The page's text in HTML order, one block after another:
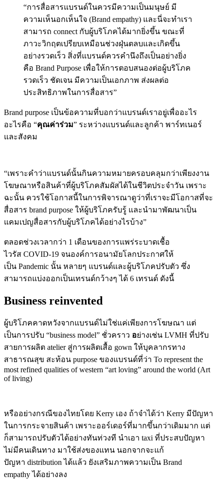
“การสื่อสารแบรนด์ในควรมีความเป็นมนุษย์ มี
ความเห็นอกเห็นใจ (Brand empathy) และนี่จะทำเรา
สามารถ connect กับผู้บริโภคได้มากยิ่งขึ้น ขณะที่
ภาวะวิกฤตเปรียบเหมือนช่วงฝุ่นตลบและเกิดขึ้น
อย่างรวดเร็ว สิ่งที่แบรนด์ควรคำนึงถึงเป็นอย่างยิ่ง
คือ Brand Purpose เพื่อให้การตอบสนองต่อผู้บริโภค
รวดเร็ว ชัดเจน มีความเป็นเอกภาพ ส่งผลต่อ
ประสิทธิภาพในการสื่อสาร”
Brand purpose เป็นข้อความที่บอกว่าแบรนด์เราอยู่เพื่ออะไร
อะไรคือ “คุณค่าร่วม” ระหว่างแบรนด์และลูกค้า พาร์ทเนอร์
และสังคม
“เพราะคำว่าแบรนด์นั้นกินความหมายครอบคลุมกว่าเพียงงาน
โฆษณาหรือสินค้าที่ผู้บริโภคสัมผัสได้ในชีวิตประจำวัน เพราะ
ฉะนั้น ควรใช้โอกาสนี้ในการพิจารณาดูว่าที่เราจะมีโอกาสที่จะ
สื่อสาร brand purpose ให้ผู้บริโภครับรู้ และนำมาพัฒนาเป็น
แคมเปญสื่อสารกับผู้บริโภคได้อย่างไรบ้าง”
ตลอดช่วงเวลากว่า 1 เดือนของการแพร่ระบาดเชื้อ
ไวรัส COVID-19 จนองค์การอนามัยโลกประกาศให้
เป็น Pandemic นั้น หลายๆ แบรนด์และผู้บริโภคปรับตัว ซึ่ง
สามารถแบ่งออกเป็นเทรนด์กว้างๆ ได้ 6 เทรนด์ ดังนี้
Business reinvented
ผู้บริโภคคาดหวังจากแบรนด์ไม่ใช่แค่เพียงการโฆษณา แต่
เป็นการปรับ “business model” ชั่วคราว อย่างเช่น LVMH ที่ปรับ
สายการผลิต atelier สู่การผลิตเสื้อ gown ให้บุคลากรทาง
สาธารณสุข สะท้อน purpose ของแบรนด์ที่ว่า To represent the
most refined qualities of western “art loving” around the world (Art
of living)
หรืออย่างกรณีของไทยโดย Kerry เอง ถ้าจำได้ว่า Kerry มีปัญหา
ในการกระจายสินค้า เพราะออร์เดอร์ที่มากขึ้นกว่าเดิมมาก แต่
ก็สามารถปรับตัวได้อย่างทันท่วงที นำเอา taxi ที่ประสบปัญหา
ไม่มีคนเดินทาง มาใช้ส่งของแทน นอกจากจะแก้
ปัญหา distribution ได้แล้ว ยังเสริมภาพความเป็น Brand
empathy ได้อย่างลง